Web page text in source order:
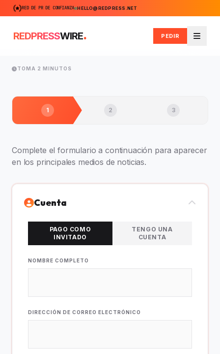
RED DE PR DE CONFIANZA HELLO@REDPRESS.NET
REDPRESSWIRE. PEDIR
Menú
TOMA 2 MINUTOS
1 2 3
Complete el formulario a continuación para aparecer
en los principales medios de noticias.
Cuenta
PAGO COMO
INVITADO
TENGO UNA
CUENTA
NOMBRE COMPLETO
DIRECCIÓN DE CORREO ELECTRÓNICO